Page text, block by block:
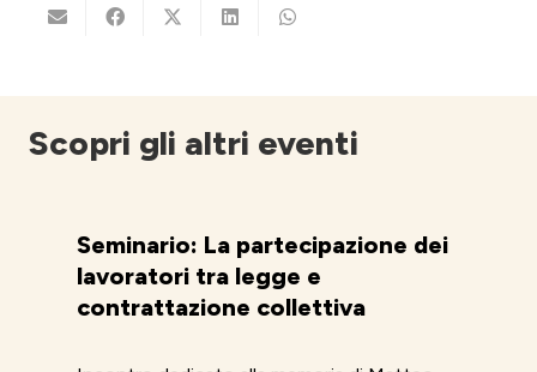
Scopri gli altri eventi
Seminario: La partecipazione dei
lavoratori tra legge e
contrattazione collettiva